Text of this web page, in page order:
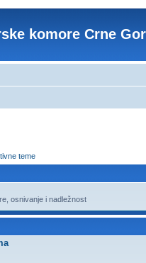
komore Crne
teme
osnivanje i nadležnost